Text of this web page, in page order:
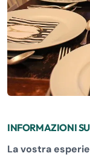
INFORMAZIONI
La vostra